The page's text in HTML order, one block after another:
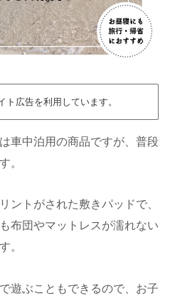
ト広告を利用しています。
車中泊用の商品ですが、普段
。
ントがされた敷きパッドで、
布団やマットレスが濡れない
。
遊ぶこともできるので、お子